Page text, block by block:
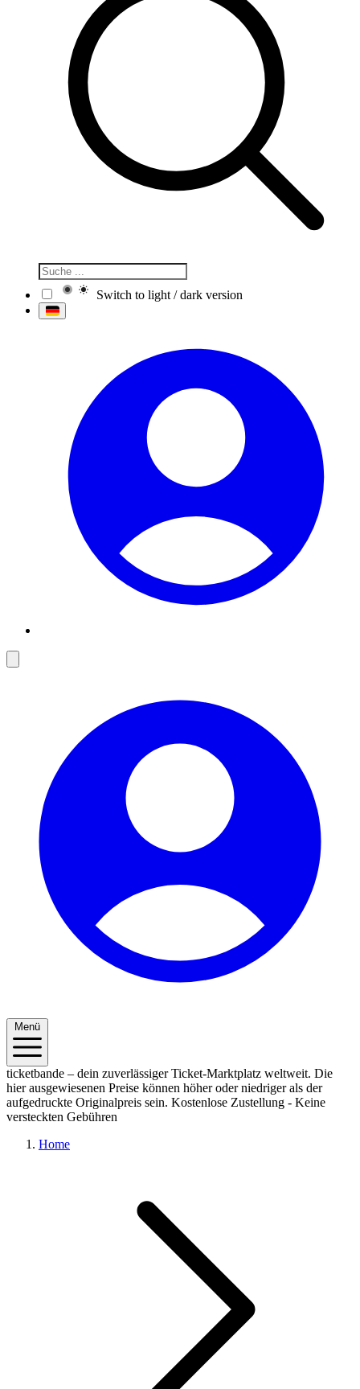
Switch to light / dark version
Menü
ticketbande – dein zuverlässiger Ticket-Marktplatz weltweit. Die
hier ausgewiesenen Preise können höher oder niedriger als der
aufgedruckte Originalpreis sein. Kostenlose Zustellung - Keine
versteckten Gebühren
Home